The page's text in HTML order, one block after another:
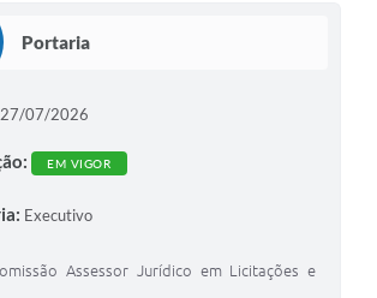
Portaria
27/07/2026
EM VIGOR
Executivo
Assessor Jurídico em Licitações e